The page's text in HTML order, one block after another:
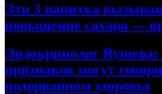
Эти 3 напитка
повышение сахара —
Эндокринолог
признаков могут
подорванном здоровье